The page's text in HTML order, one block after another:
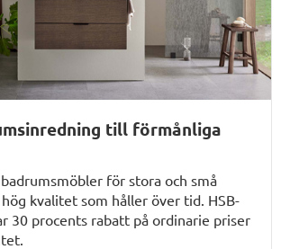
till förmånliga
för stora och små
kvalitet som håller över tid. HSB-
30 procents rabatt på ordinarie priser